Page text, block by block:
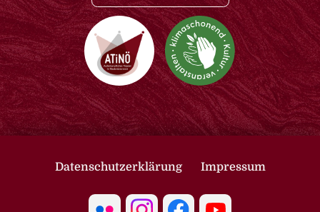
Datenschutzerklärung Impressum